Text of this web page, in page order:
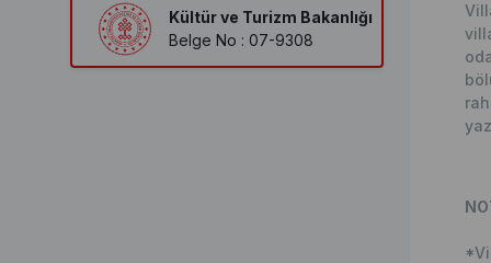
Kültür ve Turizm Bakanlığı
Belge No : 07-9308